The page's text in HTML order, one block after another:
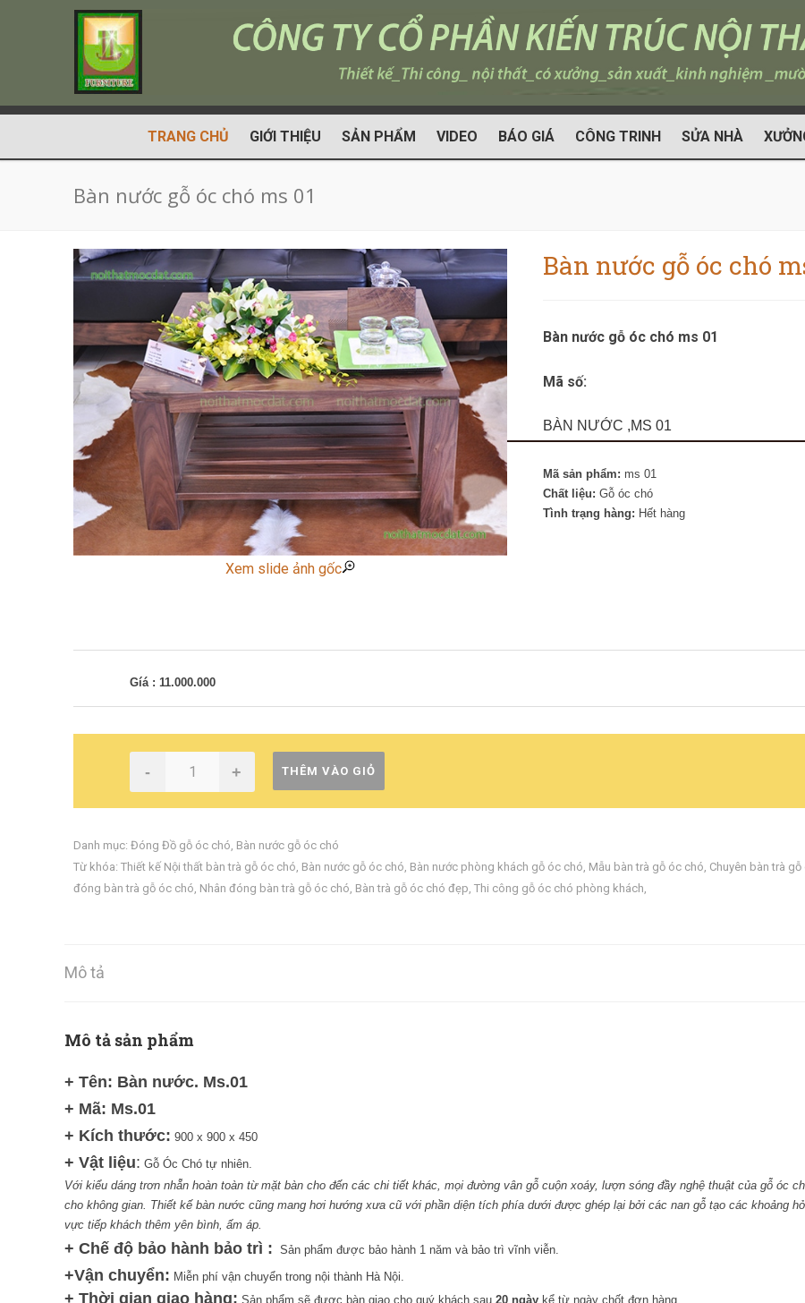
TRANG CHỦ GIỚI THIỆU SẢN PHẨM VIDEO BÁO GIÁ CÔNG TRINH SỬA NHÀ
Bàn nước gỗ óc chó ms 01
Xem slide ảnh gốc
Bàn nước gỗ óc chó
Bàn nước gỗ óc chó ms 01
Mã số:
BÀN NƯỚC ,MS 01
Mã sản phẩm: ms 01
Chất liệu: Gỗ óc chó
Tình trạng hàng: Hết hàng
Gíá : 11.000.000
- + THÊM VÀO GIỎ
Danh mục: Đóng Đồ gỗ óc chó, Bàn nước gỗ óc chó
Từ khóa: Thiết kế Nội thất bàn trà gỗ óc chó, Bàn nước gỗ óc chó, Bàn nước phòng khách gỗ óc chó, Mẫu bàn trà gỗ óc chó, Chuyên bàn trà
đóng bàn trà gỗ óc chó, Nhân đóng bàn trà gỗ óc chó, Bàn trà gỗ óc chó đẹp, Thi công gỗ óc chó phòng khách,
Mô tả
Mô tả sản phẩm
+ Tên: Bàn nước. Ms.01
+ Mã: Ms.01
+ Kích thước: 900 x 900 x 450
+ Vật liệu: Gỗ Óc Chó tự nhiên.
Với kiểu dáng trơn nhẵn hoàn toàn từ mặt bàn cho đến các chi tiết khác, mọi đường vân gỗ cuộn xoáy, lượn sóng đầy nghệ thuật của gỗ óc
cho không gian. Thiết kế bàn nước cũng mang hơi hướng xưa cũ với phần diện tích phía dưới được ghép lại bởi các nan gỗ tạo các khoảng
vực tiếp khách thêm yên bình, ấm áp.
+ Chế độ bảo hành bảo trì : Sản phẩm được bảo hành 1 năm và bảo trì vĩnh viễn.
+Vận chuyển: Miễn phí vận chuyển trong nội thành Hà Nội.
+ Thời gian giao hàng: Sản phẩm sẽ được bàn giao cho quý khách sau 20 ngày kể từ ngày chốt đơn hàng.